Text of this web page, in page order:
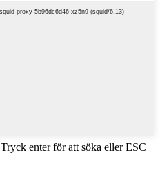
Tryck enter för att söka eller ESC